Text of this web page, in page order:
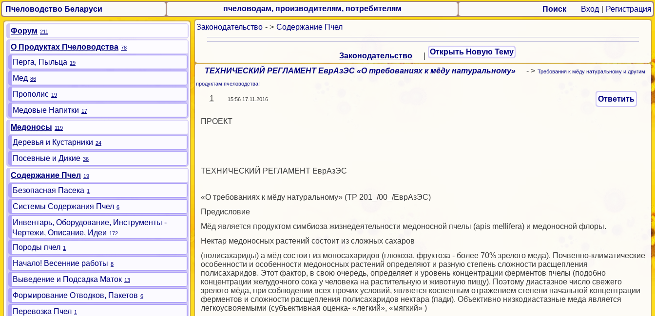
Пчеловодство Беларуси пчеловодам, производителям, потребителям Поиск Вход Регистрация
Законодательство - > Содержание Пчел
Законодательство Открыть Новую Тему
ТЕХНИЧЕСКИЙ РЕГЛАМЕНТ ЕврАзЭС «О требованиях к мёду натуральному» - > Требования к мёду натуральному и другим
продуктам пчеловодства!
1 15:56 17.11.2016 Ответить
ПРОЕКТ
ТЕХНИЧЕСКИЙ РЕГЛАМЕНТ ЕврАзЭС
«О требованиях к мёду натуральному» (ТР 201_/00_/ЕврАзЭС)
Предисловие
Мёд является продуктом симбиоза жизнедеятельности медоносной пчелы (apis mellifera) и медоносной флоры.
Нектар медоносных растений состоит из сложных сахаров
(полисахариды) а мёд состоит из моносахаридов (глюкоза, фруктоза - более 70% зрелого меда). Почвенно-климатические
особенности и особенности медоносных растений определяют и разную степень сложности расщепления
полисахаридов. Этот фактор, в свою очередь, определяет и уровень концентрации ферментов пчелы (подобно
концентрации желудочного сока у человека на растительную и животную пищу). Поэтому диастазное число свежего
зрелого мёда, при соблюдении всех прочих условий, является косвенным отражением степени начальной концентрации
ферментов и сложности расщепления полисахаридов нектара (пади). Объективно низкодиастазные меда является
легкоусвояемыми (субъективная оценка- «легкий», «мягкий» )
Форум 211
О Продуктах Пчеловодства 78
Перга, Пыльца 19
Мед 86
Прополис 19
Медовые Напитки 17
Медоносы 119
Деревья и Кустарники 24
Посевные и Дикие 36
Содержание Пчел 19
Безопасная Пасека 1
Системы Содержания Пчел 6
Инвентарь, Оборудование, Инструменты -
Чертежи, Описание, Идеи 172
Породы пчел 1
Начало! Весенние работы 8
Выведение и Подсадка Маток 13
Формирование Отводков, Пакетов 6
Перевозка Пчел 1